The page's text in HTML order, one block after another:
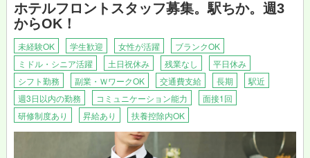
ホテルフロントスタッフ募集。駅ちか。週3
からOK！
未経験OK 学生歓迎 女性が活躍
ブランクOK
ミドル・シニア活躍
土日祝休み 残業なし
平日休み
シフト勤務
副業・ＷワークOK 交通費支給 長期
駅近
週3日以内の勤務
コミュニケーション能力
面接1回
研修制度あり
昇給あり 扶養控除内OK